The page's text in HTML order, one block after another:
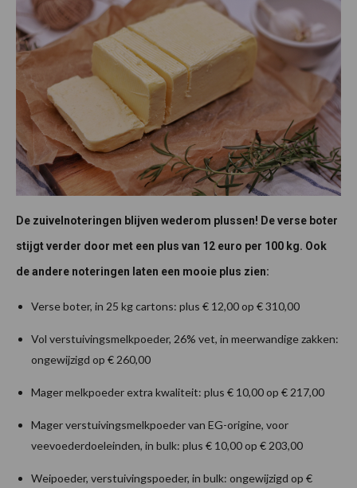
De zuivelnoteringen blijven wederom plussen! De verse boter
stijgt verder door met een plus van 12 euro per 100 kg. Ook
de andere noteringen laten een mooie plus zien:
Verse boter, in 25 kg cartons: plus € 12,00 op € 310,00
Vol verstuivingsmelkpoeder, 26% vet, in meerwandige zakken:
ongewijzigd op € 260,00
Mager melkpoeder extra kwaliteit: plus € 10,00 op € 217,00
Mager verstuivingsmelkpoeder van EG-origine, voor
veevoederdoeleinden, in bulk: plus € 10,00 op € 203,00
Weipoeder, verstuivingspoeder, in bulk: ongewijzigd op €